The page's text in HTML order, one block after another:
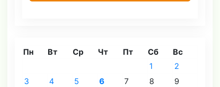
Пн Вт Ср Чт Пт Сб Вс
1
2
3
4 5 6 7 8
9